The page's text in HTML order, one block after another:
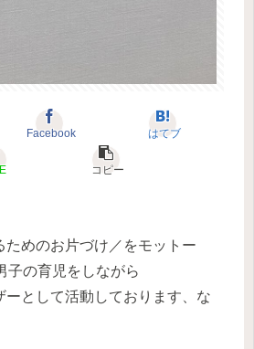
Facebook はてブ
コピー
ためのお片づけ／をモットー
子の育児をしながら
ーとして活動しております、な